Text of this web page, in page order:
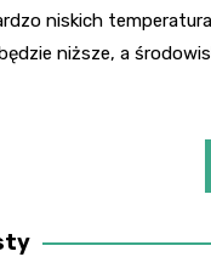
niskich
niższe, a